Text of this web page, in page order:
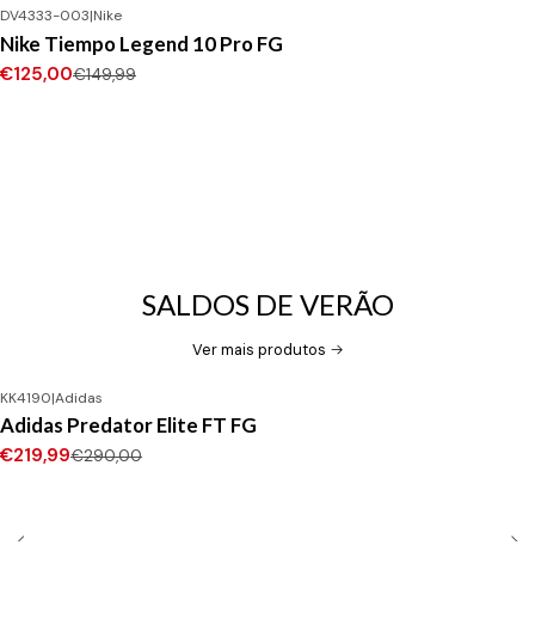
DESCONTO
DV4333-003|Nike
Nike Tiempo Legend 10 Pro FG
€125,00€149,99
SALDOS DE VERÃO
Ver mais produtos
-24%DESCONTO
Novo
KK4190|Adidas
Adidas Predator Elite FT FG
€219,99€290,00